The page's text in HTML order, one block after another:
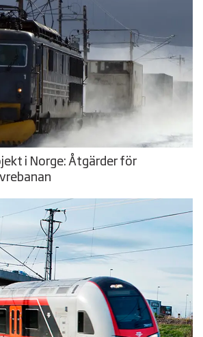
i Norge: Åtgärder för